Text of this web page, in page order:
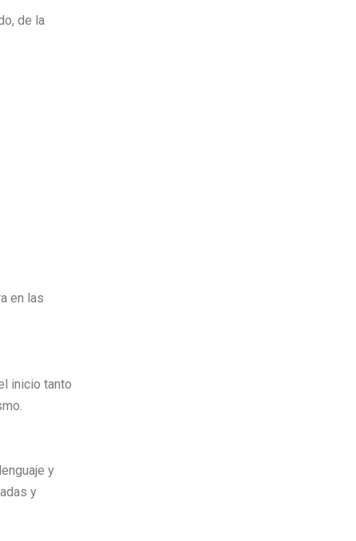
de la
en las
inicio tanto
y
y